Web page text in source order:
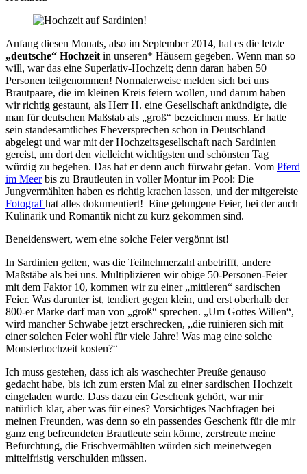
Anfang diesen Monats, also im September 2014, hat es die letzte
„deutsche“ Hochzeit in unseren* Häusern gegeben. Wenn man so
will, war das eine Superlativ-Hochzeit; denn daran haben 50
Personen teilgenommen! Normalerweise melden sich bei uns
Brautpaare, die im kleinen Kreis feiern wollen, und darum haben
wir richtig gestaunt, als Herr H. eine Gesellschaft ankündigte, die
man für deutschen Maßstab als „groß“ bezeichnen muss. Er hatte
sein standesamtliches Eheversprechen schon in Deutschland
abgelegt und war mit der Hochzeitsgesellschaft nach Sardinien
gereist, um dort den vielleicht wichtigsten und schönsten Tag
würdig zu begehen. Das hat er denn auch fürwahr getan. Vom Pferd
im Meerbis zu Brautleuten in voller Montur im Pool: Die
Jungvermählten haben es richtig krachen lassen, und der mitgereiste
Fotografhat alles dokumentiert! Eine gelungene Feier, bei der auch
Kulinarik und Romantik nicht zu kurz gekommen sind.
Beneidenswert, wem eine solche Feier vergönnt ist!
In Sardinien gelten, was die Teilnehmerzahl anbetrifft, andere
Maßstäbe als bei uns. Multiplizieren wir obige 50-Personen-Feier
mit dem Faktor 10, kommen wir zu einer „mittleren“ sardischen
Feier. Was darunter ist, tendiert gegen klein, und erst oberhalb der
800-er Marke darf man von „groß“ sprechen. „Um Gottes Willen“,
wird mancher Schwabe jetzt erschrecken, „die ruinieren sich mit
einer solchen Feier wohl für viele Jahre! Was mag eine solche
Monsterhochzeit kosten?“
Ich muss gestehen, dass ich als waschechter Preuße genauso
gedacht habe, bis ich zum ersten Mal zu einer sardischen Hochzeit
eingeladen wurde. Dass dazu ein Geschenk gehört, war mir
natürlich klar, aber was für eines? Vorsichtiges Nachfragen bei
meinen Freunden, was denn so ein passendes Geschenk für die mir
ganz eng befreundeten Brautleute sein könne, zerstreute meine
Befürchtung, die Frischvermählten würden sich meinetwegen
mittelfristig verschulden müssen.